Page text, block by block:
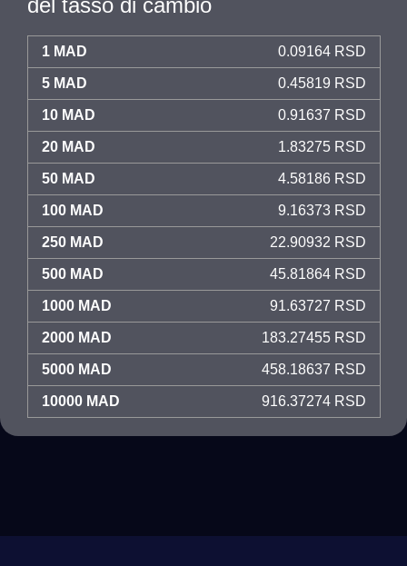
del tasso di cambio
1 MAD 0.09164 RSD
5 MAD 0.45819 RSD
10 MAD 0.91637 RSD
20 MAD 1.83275 RSD
50 MAD 4.58186 RSD
100 MAD 9.16373 RSD
250 MAD 22.90932 RSD
500 MAD 45.81864 RSD
1000 MAD 91.63727 RSD
2000 MAD 183.27455 RSD
5000 MAD 458.18637 RSD
10000 MAD 916.37274 RSD